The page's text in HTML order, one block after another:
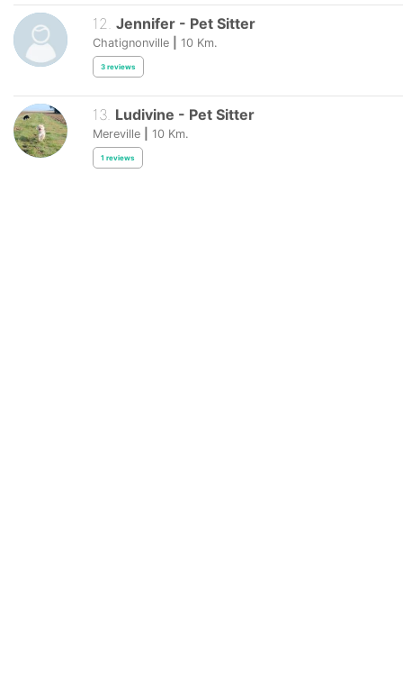
12. Jennifer - Pet Sitter
Chatignonville 10 Km.
3 reviews
13. Ludivine - Pet Sitter
Mereville 10 Km.
1 reviews